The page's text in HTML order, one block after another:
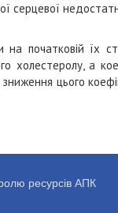
серцевої
на початковій їх
холестеролу, а
цього
ресурсів АПК